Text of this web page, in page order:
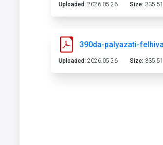
Uploaded: 2026.05.26 Size:
390da-palyazati-
Uploaded: 2026.05.26 Size: